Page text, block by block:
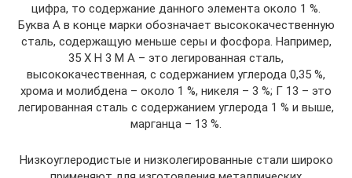
цифра, то содержание данного элемента около 1 %.
Буква А в конце марки обозначает высококачественную
сталь, содержащую меньше серы и фосфора. Например,
35 Х Н 3 М А – это легированная сталь,
высококачественная, с содержанием углерода 0,35 %,
хрома и молибдена – около 1 %, никеля – 3 %; Г 13 – это
легированная сталь с содержанием углерода 1 % и выше,
марганца – 13 %.
Низкоуглеродистые и низколегированные стали широко